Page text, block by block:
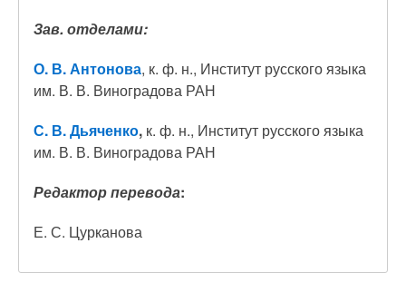
Зав. отделами:
О. В. Антонова, к. ф. н., Институт русского языка
им. В. В. Виноградова РАН
С. В. Дьяченко, к. ф. н., Институт русского языка
им. В. В. Виноградова РАН
Редактор перевода:
Е. С. Цурканова